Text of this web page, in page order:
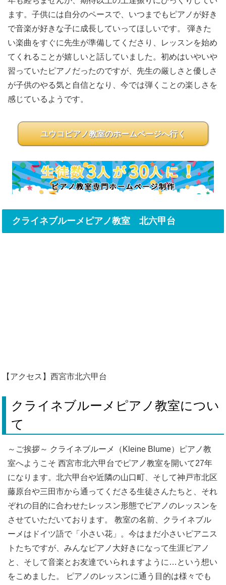
ます。子供には自分のペースで、いつまでもピアノが好き
で音楽が好きな子に成長していってほしいです。 弾きた
い楽曲をすぐに先生が準備してくださり、レッスンを始め
てくれることが嬉しいと話していました。初めはいやいや
習っていたピアノだったのですが、先生の厳しさと優しさ
が子供のやる気と自信となり、今では弾くことの楽しさを
感じているようです。
ユウコピアノ教室のホームページへ行く
クライネブルーメピアノ教室 北六甲台
【アクセス】西宮市北六甲台
クライネブルーメピアノ教室につい
て
～ご挨拶～ クライネブルーメ（Kleine Blume）ピアノ教
室へようこそ 西宮市北六甲台でピアノ教室を開いて27年
になります。北六甲台や近隣の山口町、そして神戸市北区
藤原台や三田市から通ってくださる生徒さんたちと、それ
ぞれの目的に合わせたレッスン形態でピアノのレッスンを
させていただいております。 教室の名前、クライネブル
ーメはドイツ語で「小さい花」。今はまだ小さいピアニス
トたちですが、みんなピアノ大好きになって生涯ピアノ
と、そして音楽とお友達でいられますように…という想い
をこめました。 ピアノのレッスンに通う目的は様々でも